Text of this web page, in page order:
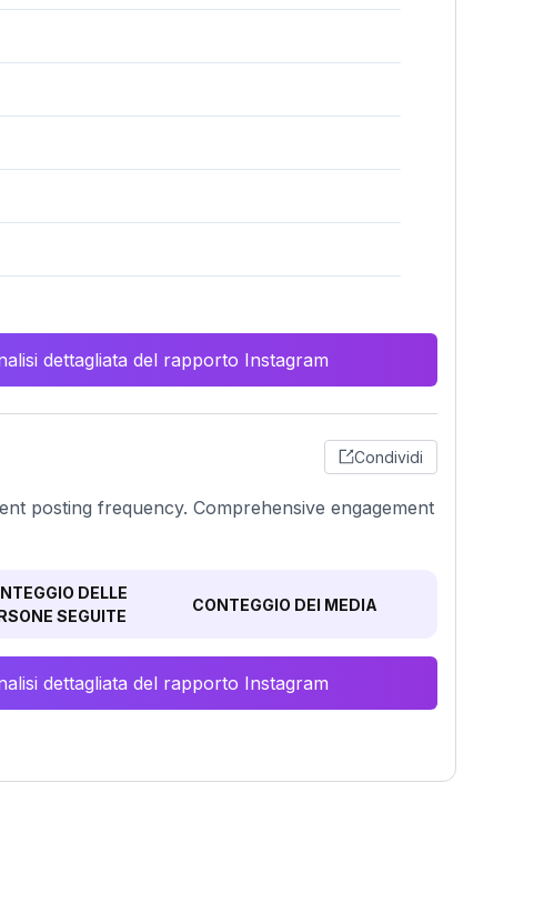
dettagliata del rapporto Instagram
Condividi
posting frequency. Comprehensive engagement
DELLE
SEGUITE
CONTEGGIO DEI MEDIA
dettagliata del rapporto Instagram